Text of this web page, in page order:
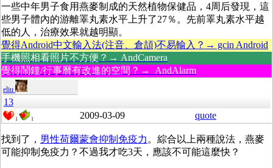
一些中年男子食用燕麥制成的天然植物保健品，4周后發現，這
些男子體內的游離睪丸素水平上升了27％。先前睪丸素水平越
低的人，治療效果就越明顯。
覺得Android中文輸入法(注音、倉頡)不易輸入？→ gcin Android
手機照相看照片不方便？→ AndCamera
覺得鬧鐘/行事曆有改進的空間？→ AndAlarm
eliu
13
1 1 2009-03-09 quote
找到了， 男性荷爾蒙會抑制免疫力。綜合以上兩種說法，燕麥
可能抑制免疫力？不過我才吃3天，應該不可能這麼快？